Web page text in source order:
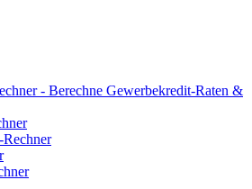
- Berechne Gewerbekredit-Raten &